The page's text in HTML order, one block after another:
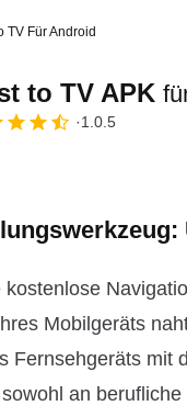
TV Für Android
to TV APK
1.0.5
Mobilgeräts
Fernsehgeräts
an